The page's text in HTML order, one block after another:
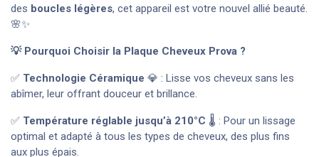
des boucles légères, cet appareil est votre nouvel allié beauté.
🌸✨
💡 Pourquoi Choisir la Plaque Cheveux Prova ?
✅ Technologie Céramique 💎 : Lisse vos cheveux sans les
abîmer, leur offrant douceur et brillance.
✅ Température réglable jusqu’à 210°C 🌡️ : Pour un lissage
optimal et adapté à tous les types de cheveux, des plus fins
aux plus épais.